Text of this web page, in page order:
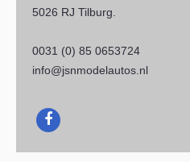
5026 RJ Tilburg.
0031 (0) 85 0653724
info@jsnmodelautos.nl